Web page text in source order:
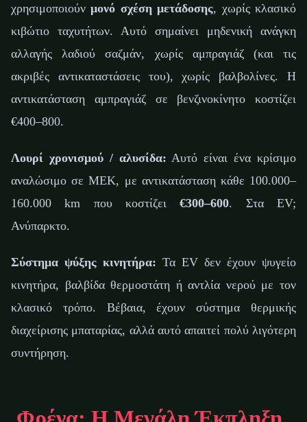
χρησιμοποιούνμονό σχέση μετάδοσης, χωρίς κλασικό
κιβώτιο ταχυτήτων. Αυτό σημαίνει μηδενική ανάγκη
αλλαγής λαδιού σαζμάν, χωρίς αμπραγιάζ (και τις
ακριβές αντικαταστάσεις του), χωρίς βαλβολίνες. Η
αντικατάσταση αμπραγιάζ σε βενζινοκίνητο κοστίζει
€400–800.
Λουρί χρονισμού / αλυσίδα: Αυτό είναι ένα κρίσιμο
αναλώσιμο σε ΜΕΚ, με αντικατάσταση κάθε 100.000–
160.000 km που κοστίζει€300–600. Στα EV;
Ανύπαρκτο.
Σύστημα ψύξης κινητήρα: Τα EV δεν έχουν ψυγείο
κινητήρα, βαλβίδα θερμοστάτη ή αντλία νερού με τον
κλασικό τρόπο. Βέβαια, έχουν σύστημα θερμικής
διαχείρισης μπαταρίας, αλλά αυτό απαιτεί πολύ λιγότερη
συντήρηση.